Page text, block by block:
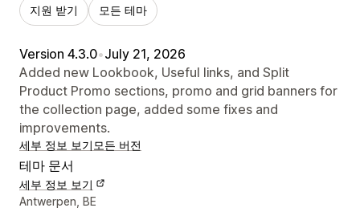
지원 받기 모든 테마
Version 4.3.0•July 21, 2026
Added new Lookbook, Useful links, and Split
Product Promo sections, promo and grid banners for
the collection page, added some fixes and
improvements.
세부 정보 보기 모든 버전
테마 문서
세부 정보 보기
디자이너 연락처 세부 정보
Antwerpen, BE